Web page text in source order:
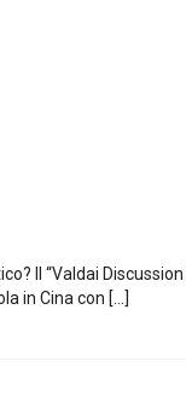
Il “Valdai Discussion
in Cina con […]